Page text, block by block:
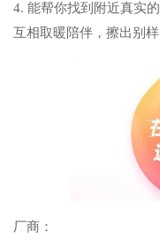
4. 能帮你找到附近真实
互相取暖陪伴，擦出别样
厂商：